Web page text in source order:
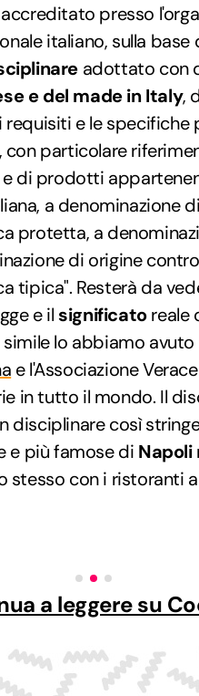
presso
italiano, sulla base
adottato con
e del made in Italy,
e le specifiche
particolare
di prodotti
a denominazione
protetta, a
di origine
tipica". Resterà da
e il significatoreale
lo abbiamo avuto
e l'Associazione
in tutto il mondo. Il
disciplinare così
e più famose di Napoli
stesso con i ristoranti
a leggere su